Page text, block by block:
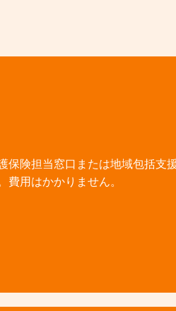
保険担当窓口または地域包括支
費用はかかりません。